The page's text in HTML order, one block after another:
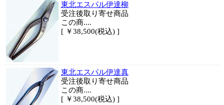
東北エスパル伊達柳
受注後取り寄せ商品
この商....
[ ￥38,500(税込) ]
東北エスパル伊達真
受注後取り寄せ商品
この商....
[ ￥38,500(税込) ]